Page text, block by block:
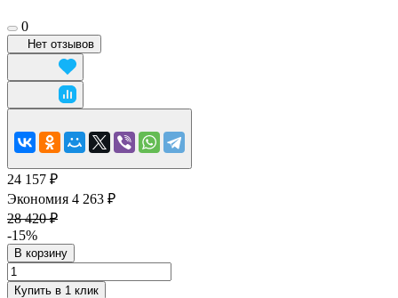
0
Нет отзывов
24 157 ₽
Экономия 4 263 ₽
28 420 ₽
-15%
В корзину
Купить в 1 клик